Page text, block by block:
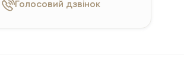
Голосовий дзвінок